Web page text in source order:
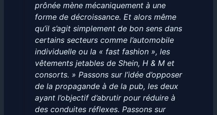
prônée mène mécaniquement à une
forme de décroissance. Et alors même
qu’il s’agit simplement de bon sens dans
certains secteurs comme l’automobile
individuelle ou la « fast fashion », les
vêtements jetables de Shein, H & M et
consorts. » Passons sur l’idée d’opposer
de la propagande à de la pub, les deux
ayant l’objectif d’abrutir pour réduire à
des conduites réflexes. Passons sur